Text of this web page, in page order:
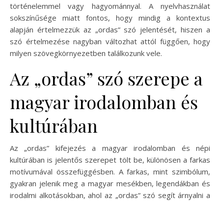
történelemmel vagy hagyománnyal. A nyelvhasználat
sokszínűsége miatt fontos, hogy mindig a kontextus
alapján értelmezzük az „ordas” szó jelentését, hiszen a
szó értelmezése nagyban változhat attól függően, hogy
milyen szövegkörnyezetben találkozunk vele.
Az „ordas” szó szerepe a
magyar irodalomban és
kultúrában
Az „ordas” kifejezés a magyar irodalomban és népi
kultúrában is jelentős szerepet tölt be, különösen a farkas
motívumával összefüggésben. A farkas, mint szimbólum,
gyakran jelenik meg a magyar mesékben, legendákban és
irodalmi alkotásokban, ahol az „ordas” szó segít árnyalni a